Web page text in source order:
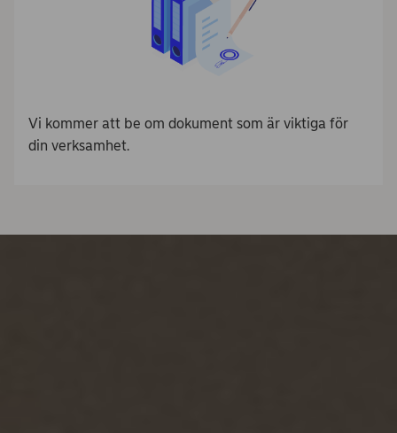
Vi kommer att be om dokument som är viktiga för
din verksamhet.